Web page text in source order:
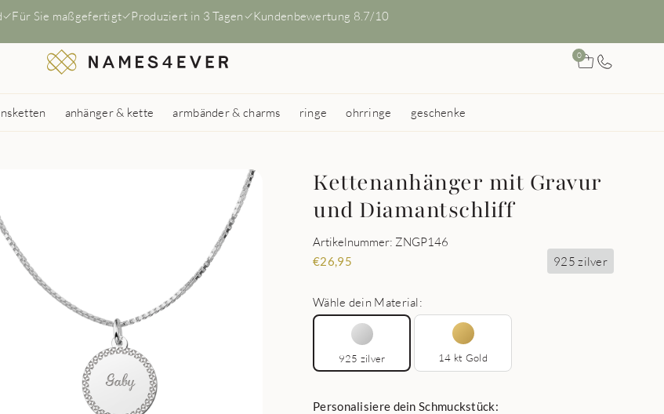
Für Sie maßgefertigt Produziert in 3 Tagen Kundenbewertung 8.7/10
0
anhänger & kette armbänder & charms ringe ohrringe geschenke
Kettenanhänger mit Gravur
und Diamantschliff
Artikelnummer: ZNGP146
€26,95 925 zilver
Wähle dein Material:
925 zilver 14 kt Gold
Personalisiere dein Schmuckstück: